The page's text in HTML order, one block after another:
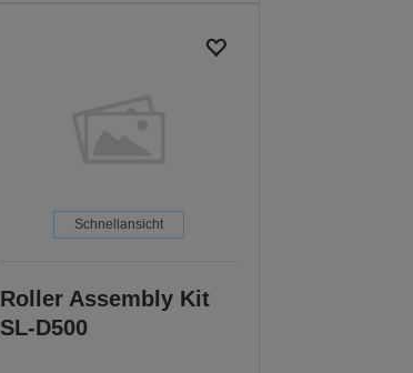
Schnellansicht
Roller Assembly Kit
SL-D500